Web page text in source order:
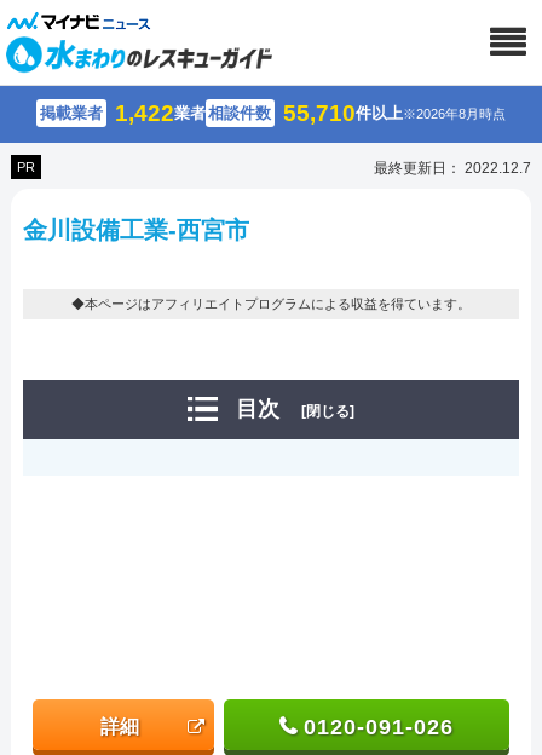
掲載業者 1,422業者相談件数 55,710件以上※2026年8月時点
PR 最終更新日： 2022.12.7
⾦川設備工業-西宮市
◆本ページはアフィリエイトプログラムによる収益を得ています。
目次 [閉じる]
詳細 0120-091-026